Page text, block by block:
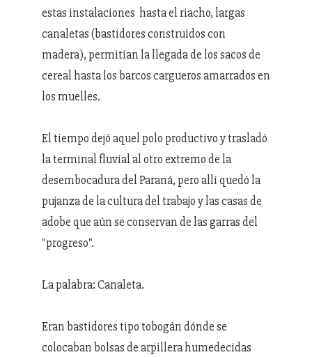
estas instalaciones hasta el riacho, largas
canaletas (bastidores construidos con
madera), permitían la llegada de los sacos de
cereal hasta los barcos cargueros amarrados en
los muelles.
El tiempo dejó aquel polo productivo y trasladó
la terminal fluvial al otro extremo de la
desembocadura del Paraná, pero allí quedó la
pujanza de la cultura del trabajo y las casas de
adobe que aún se conservan de las garras del
"progreso".
La palabra: Canaleta.
Eran bastidores tipo tobogán dónde se
colocaban bolsas de arpillera humedecidas